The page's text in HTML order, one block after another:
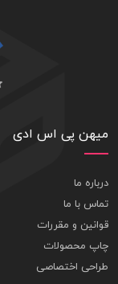
میهن پی اس ادی
درباره ما
تماس با ما
قوانین و مقررات
چاپ محصولات
طراحی اختصاصی